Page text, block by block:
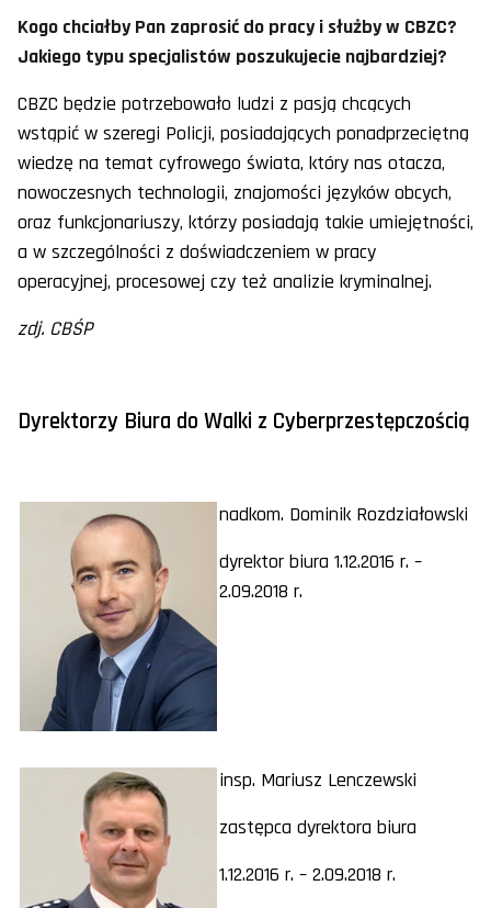
Kogo chciałby Pan zaprosić do pracy i służby w CBZC?
Jakiego typu specjalistów poszukujecie najbardziej?
CBZC będzie potrzebowało ludzi z pasją chcących
wstąpić w szeregi Policji, posiadających ponadprzeciętną
wiedzę na temat cyfrowego świata, który nas otacza,
nowoczesnych technologii, znajomości języków obcych,
oraz funkcjonariuszy, którzy posiadają takie umiejętności,
a w szczególności z doświadczeniem w pracy
operacyjnej, procesowej czy też analizie kryminalnej.
zdj. CBŚP
Dyrektorzy Biura do Walki z Cyberprzestępczością
nadkom. Dominik Rozdziałowski
dyrektor biura 1.12.2016 r. –
2.09.2018 r.
insp. Mariusz Lenczewski
zastępca dyrektora biura
1.12.2016 r. – 2.09.2018 r.